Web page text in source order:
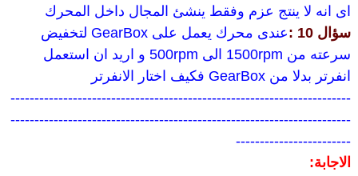
اى انه لا ينتج عزم وفقط ينشئ المجال داخل المحرك
سؤال 10 :
عندى محرك يعمل على GearBox لتخفيض
سرعته من 1500rpm الى 500rpm و اريد ان استعمل
انفرتر بدلا من GearBox فكيف اختار الانفرتر
-----------------------------------------------------------------------
-----------------------------------------------------------------------
------------------------
الاجابة: